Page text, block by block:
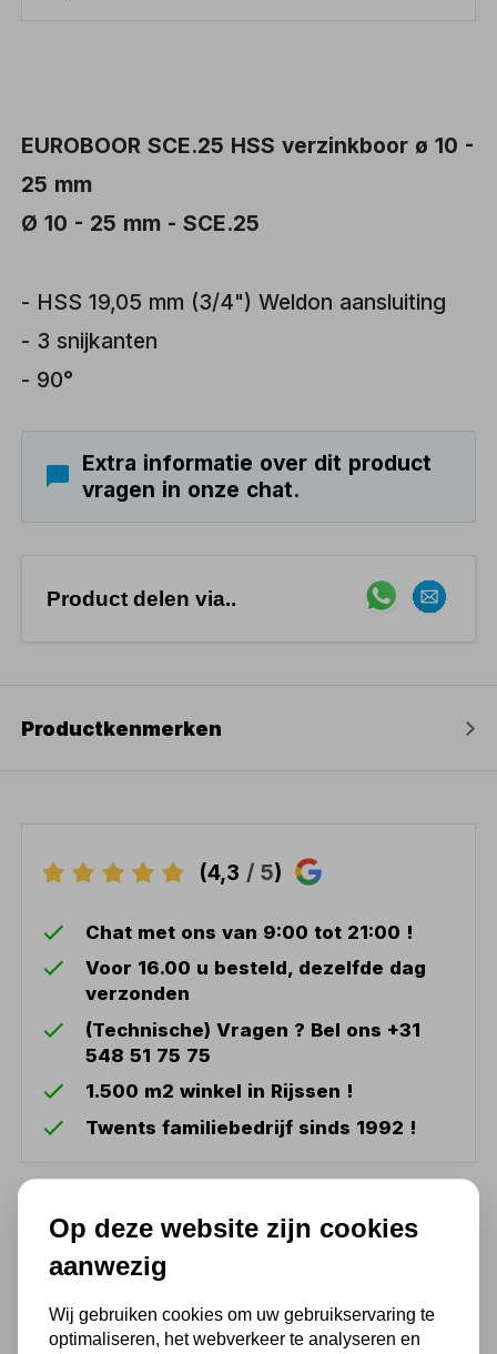
EUROBOOR SCE.25 HSS verzinkboor ø 10 -
25 mm
Ø 10 - 25 mm - SCE.25
- HSS 19,05 mm (3/4") Weldon aansluiting
- 3 snijkanten
- 90°
Extra informatie over dit product
vragen in onze chat.
Product delen via..
Productkenmerken
(4,3 / 5)
Chat met ons van 9:00 tot 21:00 !
Voor 16.00 u besteld, dezelfde dag
verzonden
(Technische) Vragen ? Bel ons +31
548 51 75 75
1.500 m2 winkel in Rijssen !
Twents familiebedrijf sinds 1992 !
Ook handig
89,30
Op deze website zijn cookies
aanwezig
Wij gebruiken cookies om uw gebruikservaring te
optimaliseren, het webverkeer te analyseren en